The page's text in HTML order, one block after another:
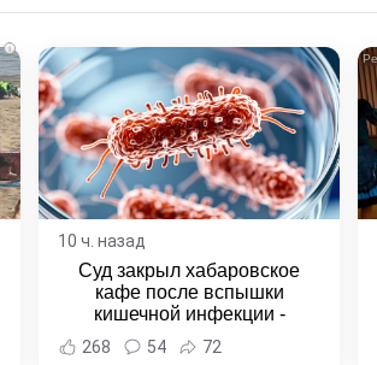
Email
i
10 ч. назад
Суд закрыл хабаровское
кафе после вспышки
кишечной инфекции -
Новости Хабаровска и
Хабаровского края
268 54 72